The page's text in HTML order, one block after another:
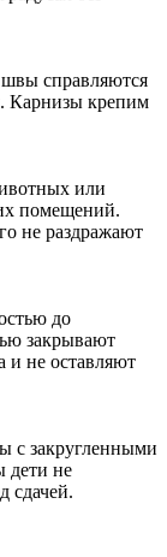
справляются
Карнизы крепим
или
помещений.
не раздражают
до
закрывают
и не оставляют
с закругленными
дети не
сдачей.